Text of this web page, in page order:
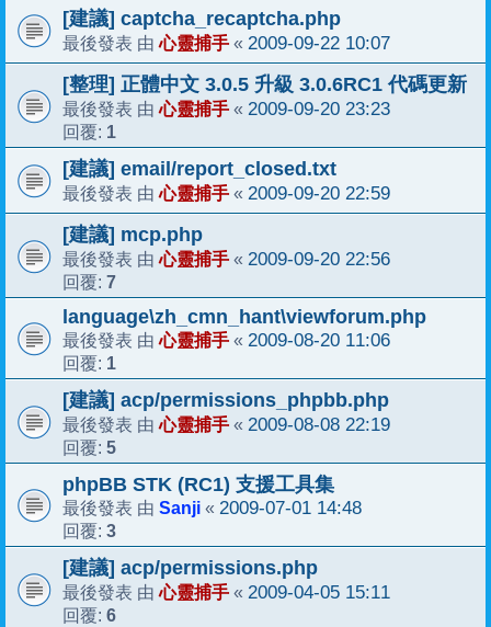
[建議] captcha_recaptcha.php
最後發表 由心靈捕手 « 2009-09-22 10:07
[整理] 正體中文 3.0.5 升級 3.0.6RC1 代碼更新
最後發表 由心靈捕手 « 2009-09-20 23:23
回覆: 1
[建議] email/report_closed.txt
最後發表 由心靈捕手 « 2009-09-20 22:59
[建議] mcp.php
最後發表 由心靈捕手 « 2009-09-20 22:56
回覆: 7
language\zh_cmn_hant\viewforum.php
最後發表 由心靈捕手 « 2009-08-20 11:06
回覆: 1
[建議] acp/permissions_phpbb.php
最後發表 由心靈捕手 « 2009-08-08 22:19
回覆: 5
phpBB STK (RC1) 支援工具集
最後發表 由 Sanji « 2009-07-01 14:48
回覆: 3
[建議] acp/permissions.php
最後發表 由心靈捕手 « 2009-04-05 15:11
回覆: 6